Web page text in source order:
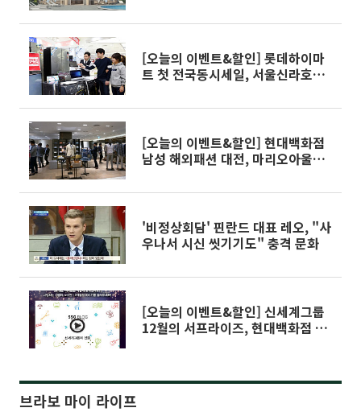
[오늘의 이벤트&할인] 롯데하이마
트 첫 전국동시세일, 서울신라호텔
[오늘의 이벤트&할인] 현대백화점
남성 해외패션 대전, 마리오아울렛
'비정상회담' 핀란드 대표 레오, "사
우나서 시신 씻기기도" 충격 문화
[오늘의 이벤트&할인] 신세계그룹
12월의 서프라이즈, 현대백화점 압
저러스 스타워즈 상품전, G마켓 스
브라보 마이 라이프